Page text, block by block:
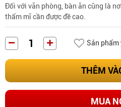
Đối với văn phòng, bàn ăn cũng là
thẩm mĩ cần được đề cao.
Sản phẩm
THÊM
MUA